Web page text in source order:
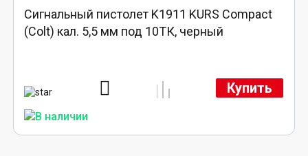
Сигнальный пистолет K1911 KURS Compact
(Colt) кал. 5,5 мм под 10ТК, черный
Купить